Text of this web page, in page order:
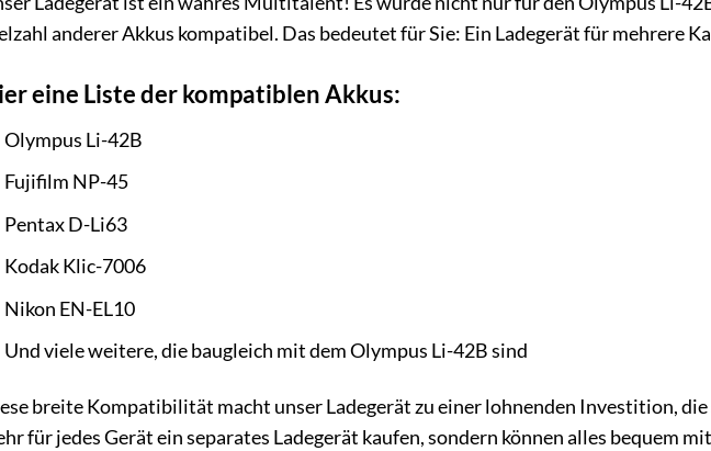
anderer Akkus kompatibel. Das bedeutet für Sie: Ein Ladegerät für mehrere
eine Liste der kompatiblen Akkus:
Olympus Li-42B
Fujifilm NP-45
Pentax D-Li63
Kodak Klic-7006
Nikon EN-EL10
Und viele weitere, die baugleich mit dem Olympus Li-42B sind
breite Kompatibilität macht unser Ladegerät zu einer lohnenden Investition,
für jedes Gerät ein separates Ladegerät kaufen, sondern können alles bequem